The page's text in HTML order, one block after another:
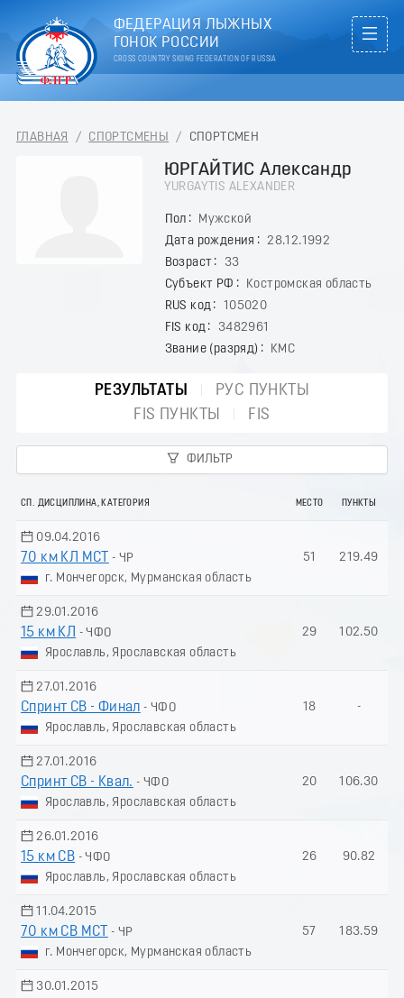
ФЕДЕРАЦИЯ ЛЫЖНЫХ
ГОНОК РОССИИ
CROSS COUNTRY SKIING FEDERATION OF RUSSIA
ГЛАВНАЯ / СПОРТСМЕНЫ / СПОРТСМЕН
ЮРГАЙТИС Александр
YURGAYTIS ALEXANDER
Пол
Мужской
Дата рождения
28.12.1992
Возраст
33
Субъект РФ
Костромская область
RUS код
105020
FIS код
3482961
Звание (разряд)
КМС
РЕЗУЛЬТАТЫ
РУС ПУНКТЫ
FIS ПУНКТЫ
FIS
ФИЛЬТР
СП. ДИСЦИПЛИНА, КАТЕГОРИЯ МЕСТО ПУНКТЫ
09.04.2016
70 км КЛ МСТ
- ЧР
г. Мончегорск, Мурманская область
51 219.49
29.01.2016
15 км КЛ
- ЧФО
Ярославль, Ярославская область
29 102.50
27.01.2016
Спринт СВ - Финал - ЧФО
Ярославль, Ярославская область
18 -
27.01.2016
Спринт СВ - Квал. - ЧФО
Ярославль, Ярославская область
20 106.30
26.01.2016
15 км СВ - ЧФО
Ярославль, Ярославская область
26 90.82
11.04.2015
70 км СВ МСТ
- ЧР
г. Мончегорск, Мурманская область
57 183.59
30.01.2015